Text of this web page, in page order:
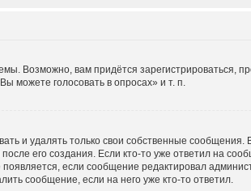
Возможно, вам придётся зарегистрироваться,
можете голосовать в опросах» и т. п.
и удалять только свои собственные
его создания. Если кто-то уже ответил на
если сообщение редактировал
сообщение, если на него уже кто-то ответил.